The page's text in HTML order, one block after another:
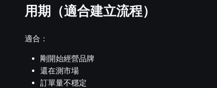
用期（適合建立流程）
適合：
剛開始經營品牌
還在測市場
訂單量不穩定